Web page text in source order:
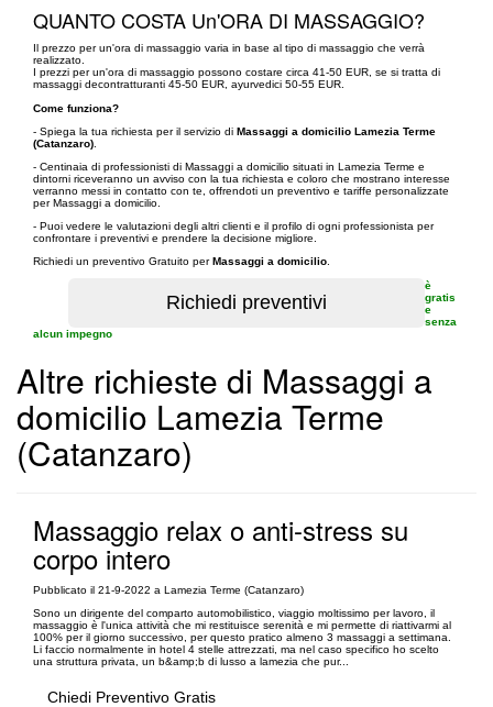
QUANTO COSTA Un'ORA DI MASSAGGIO?
Il prezzo per un'ora di massaggio varia in base al tipo di massaggio che verrà
realizzato.
I prezzi per un'ora di massaggio possono costare circa 41-50 EUR, se si tratta di
massaggi decontratturanti 45-50 EUR, ayurvedici 50-55 EUR.
Come funziona?
- Spiega la tua richiesta per il servizio di Massaggi a domicilio Lamezia Terme
(Catanzaro)
- Centinaia di professionisti di Massaggi a domicilio situati in Lamezia Terme e
dintorni riceveranno un avviso con la tua richiesta e coloro che mostrano interesse
verranno messi in contatto con te, offrendoti un preventivo e tariffe personalizzate
per Massaggi a domicilio.
- Puoi vedere le valutazioni degli altri clienti e il profilo di ogni professionista per
confrontare i preventivi e prendere la decisione migliore.
Richiedi un preventivo Gratuito perMassaggi a domicilio
è
gratis
e
senza
alcun impegno
Altre richieste di Massaggi a
domicilio Lamezia Terme
(Catanzaro)
Massaggio relax o anti-stress su
corpo intero
Pubblicato il 21-9-2022 a Lamezia Terme (Catanzaro)
Sono un dirigente del comparto automobilistico, viaggio moltissimo per lavoro, il
massaggio è l'unica attività che mi restituisce serenità e mi permette di riattivarmi al
100% per il giorno successivo, per questo pratico almeno 3 massaggi a settimana.
Li faccio normalmente in hotel 4 stelle attrezzati, ma nel caso specifico ho scelto
una struttura privata, un b&amp;b di lusso a lamezia che pur...
Chiedi Preventivo Gratis